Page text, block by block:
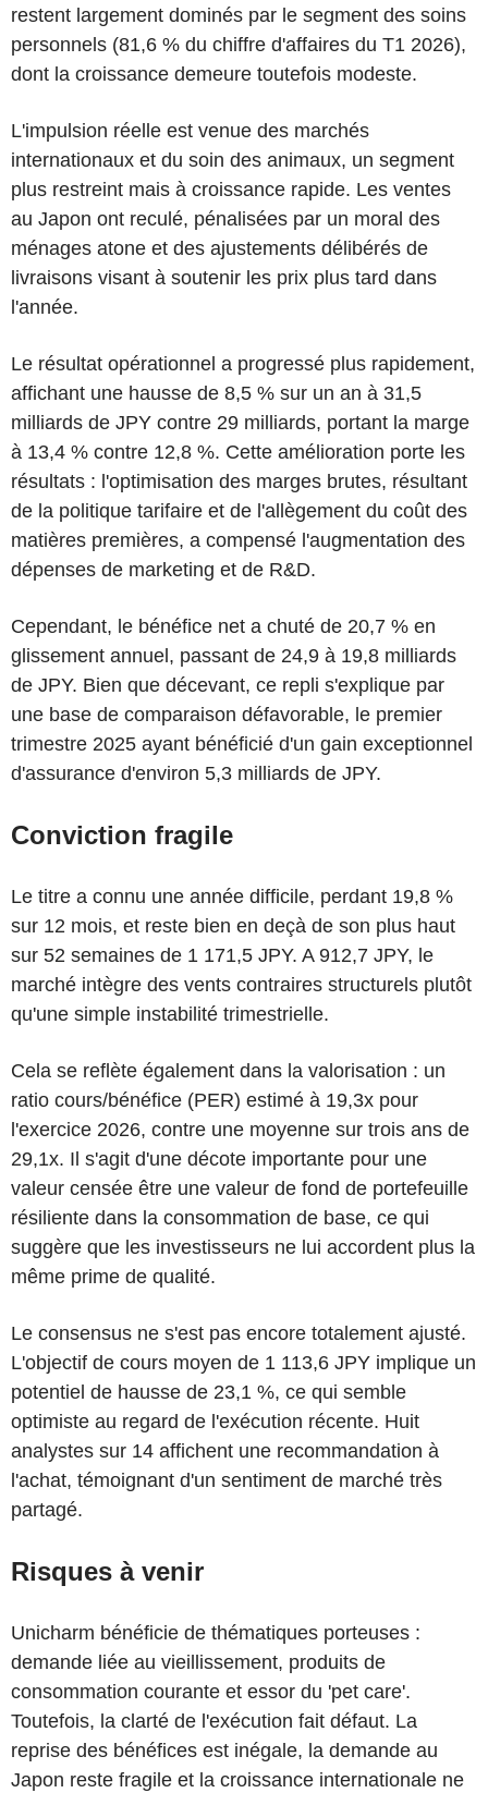
restent largement dominés par le segment des soins
personnels (81,6 % du chiffre d'affaires du T1 2026),
dont la croissance demeure toutefois modeste.
L'impulsion réelle est venue des marchés
internationaux et du soin des animaux, un segment
plus restreint mais à croissance rapide. Les ventes
au Japon ont reculé, pénalisées par un moral des
ménages atone et des ajustements délibérés de
livraisons visant à soutenir les prix plus tard dans
l'année.
Le résultat opérationnel a progressé plus rapidement,
affichant une hausse de 8,5 % sur un an à 31,5
milliards de JPY contre 29 milliards, portant la marge
à 13,4 % contre 12,8 %. Cette amélioration porte les
résultats : l'optimisation des marges brutes, résultant
de la politique tarifaire et de l'allègement du coût des
matières premières, a compensé l'augmentation des
dépenses de marketing et de R&D.
Cependant, le bénéfice net a chuté de 20,7 % en
glissement annuel, passant de 24,9 à 19,8 milliards
de JPY. Bien que décevant, ce repli s'explique par
une base de comparaison défavorable, le premier
trimestre 2025 ayant bénéficié d'un gain exceptionnel
d'assurance d'environ 5,3 milliards de JPY.
Conviction fragile
Le titre a connu une année difficile, perdant 19,8 %
sur 12 mois, et reste bien en deçà de son plus haut
sur 52 semaines de 1 171,5 JPY. A 912,7 JPY, le
marché intègre des vents contraires structurels plutôt
qu'une simple instabilité trimestrielle.
Cela se reflète également dans la valorisation : un
ratio cours/bénéfice (PER) estimé à 19,3x pour
l'exercice 2026, contre une moyenne sur trois ans de
29,1x. Il s'agit d'une décote importante pour une
valeur censée être une valeur de fond de portefeuille
résiliente dans la consommation de base, ce qui
suggère que les investisseurs ne lui accordent plus la
même prime de qualité.
Le consensus ne s'est pas encore totalement ajusté.
L'objectif de cours moyen de 1 113,6 JPY implique un
potentiel de hausse de 23,1 %, ce qui semble
optimiste au regard de l'exécution récente. Huit
analystes sur 14 affichent une recommandation à
l'achat, témoignant d'un sentiment de marché très
partagé.
Risques à venir
Unicharm bénéficie de thématiques porteuses :
demande liée au vieillissement, produits de
consommation courante et essor du 'pet care'.
Toutefois, la clarté de l'exécution fait défaut. La
reprise des bénéfices est inégale, la demande au
Japon reste fragile et la croissance internationale ne